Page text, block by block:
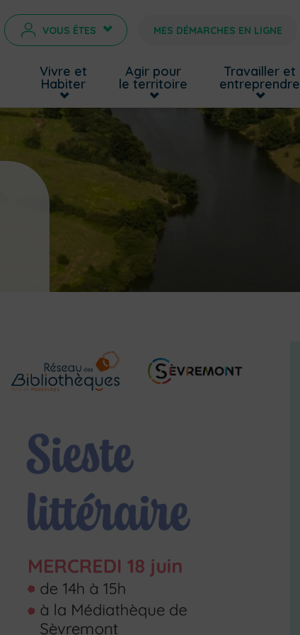
VOUS ÊTES > MES DÉMARCHES EN LIGNE
Vivre et
Habiter
Agir pour
le territoire
Travailler et
entreprendre